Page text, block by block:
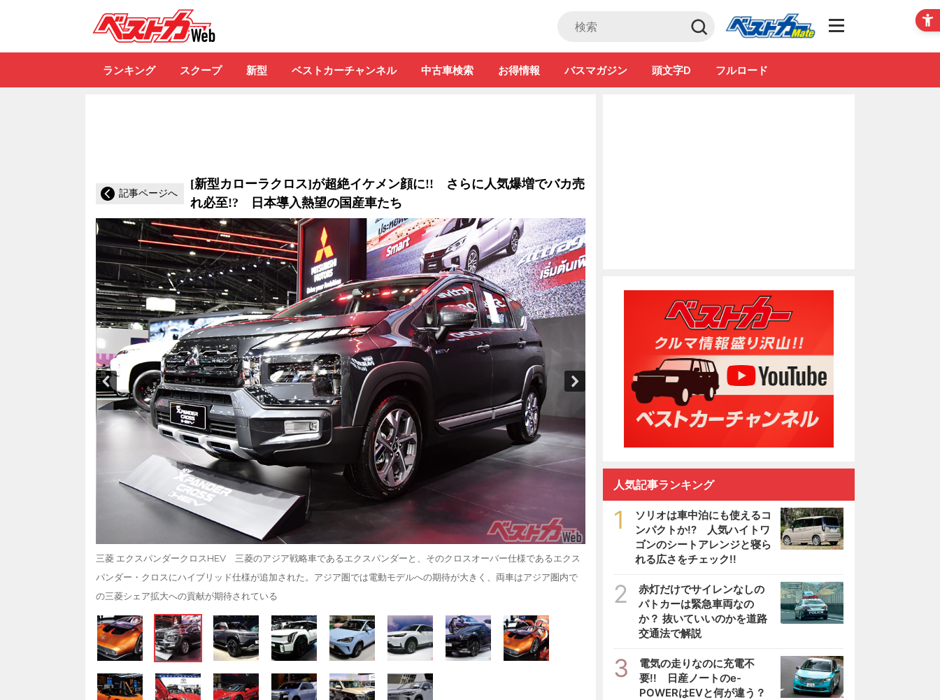
Club
ランキング スクープ 新型 ベストカーチャンネル 中古車検索 お得情報 バスマガジン 頭文字D フルロード
記事ページへ
[新型カローラクロス]が超絶イケメン顔に!! さらに人気爆増でバカ売
れ必至!? 日本導入熱望の国産車たち
三菱 エクスパンダークロスHEV 三菱のアジア戦略車であるエクスパンダーと、そのクロスオーバー仕様であるエクス
パンダー・クロスにハイブリッド仕様が追加された。アジア圏では電動モデルへの期待が大きく、両車はアジア圏内で
の三菱シェア拡大への貢献が期待されている
人気記事ランキング
1
ソリオは車中泊にも使えるコ
ンパクトか!? 人気ハイトワ
ゴンのシートアレンジと寝ら
れる広さをチェック!!
2
赤灯だけでサイレンなしの
パトカーは緊急車両なの
か？ 抜いていいのかを道路
交通法で解説
3
電気の走りなのに充電不
要!! 日産ノートのe-
POWERはEVと何が違う？